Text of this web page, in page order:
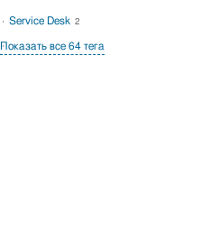
Service Desk 2
Показать все 64 тега